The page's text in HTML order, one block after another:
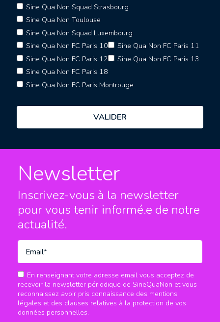
Sine Qua Non Squad Strasbourg
Sine Qua Non Toulouse
Sine Qua Non Squad Luxembourg
Sine Qua Non FC Paris 10
Sine Qua Non FC Paris 11
Sine Qua Non FC Paris 12
Sine Qua Non FC Paris 13
Sine Qua Non FC Paris 18
Sine Qua Non FC Paris Montrouge
Newsletter
Inscrivez-vous à la newsletter
pour vous tenir informé.e de notre
actualité.
En renseignant votre adresse email vous acceptez de
recevoir la newsletter périodique de SineQuaNon et vous
reconnaissez avoir pris connaissance des mentions
légales et des clauses relatives à la protection de vos
données personnelles.